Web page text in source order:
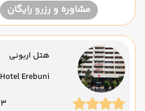
مشاوره و رزرو رایگان
هتل اربونی
Hotel Erebuni
3 شب